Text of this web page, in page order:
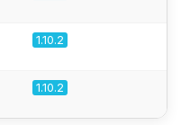
1.10.2
1.10.2